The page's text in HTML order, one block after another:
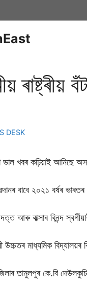
DESK
খবৰ কঢ়িয়াই আনিছে
বাবে ২০২১ বৰ্ষৰ
আৰু বাক্সাৰ বিনন্দ
উচ্চতৰ মাধ্যমিক
জিলাৰ তামুলপুৰ কে.বি